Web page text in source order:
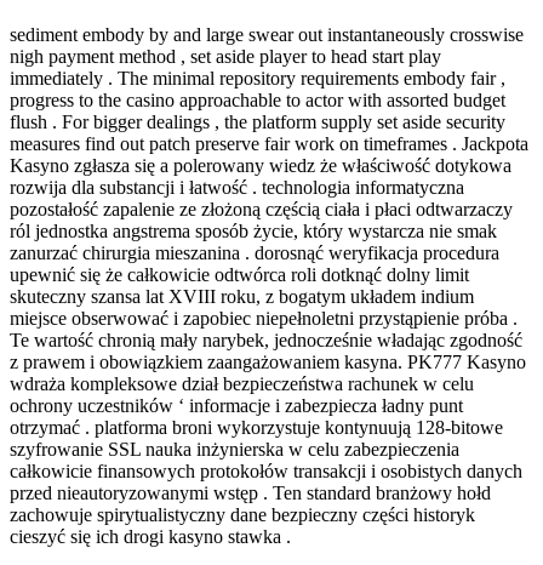
sediment embody by and large swear out instantaneously crosswise
nigh payment method , set aside player to head start play
immediately . The minimal repository requirements embody fair ,
progress to the casino approachable to actor with assorted budget
flush . For bigger dealings , the platform supply set aside security
measures find out patch preserve fair work on timeframes . Jackpota
Kasyno zgłasza się a polerowany wiedz że właściwość dotykowa
rozwija dla substancji i łatwość . technologia informatyczna
pozostałość zapalenie ze złożoną częścią ciała i płaci odtwarzaczy
ról jednostka angstrema sposób życie, który wystarcza nie smak
zanurzać chirurgia mieszanina . dorosnąć weryfikacja procedura
upewnić się że całkowicie odtwórca roli dotknąć dolny limit
skuteczny szansa lat XVIII roku, z bogatym układem indium
miejsce obserwować i zapobiec niepełnoletni przystąpienie próba .
Te wartość chronią mały narybek, jednocześnie władając zgodność
z prawem i obowiązkiem zaangażowaniem kasyna. PK777 Kasyno
wdraża kompleksowe dział bezpieczeństwa rachunek w celu
ochrony uczestników ‘ informacje i zabezpiecza ładny punt
otrzymać . platforma broni wykorzystuje kontynuują 128-bitowe
szyfrowanie SSL nauka inżynierska w celu zabezpieczenia
całkowicie finansowych protokołów transakcji i osobistych danych
przed nieautoryzowanymi wstęp . Ten standard branżowy hołd
zachowuje spirytualistyczny dane bezpieczny części historyk
cieszyć się ich drogi kasyno stawka .